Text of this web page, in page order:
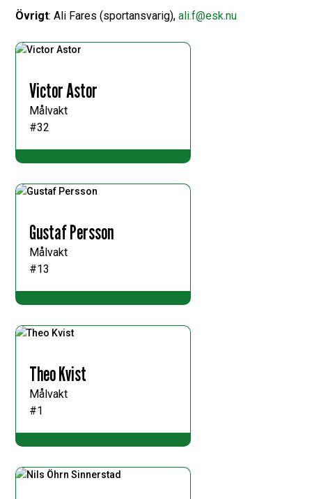
Övrigt: Ali Fares (sportansvarig),ali.f@esk.nu
Victor Astor
Målvakt
#32
Gustaf Persson
Målvakt
#13
Theo Kvist
Målvakt
#1